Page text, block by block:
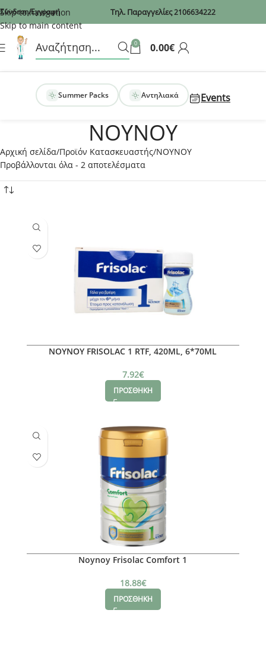
Recaptcha
Skip to navigation
Skip to main content
Σύνδεση/Εγγραφή Τηλ. Παραγγελίες2106634222
0 0.00€
Summer Packs Αντηλιακά Events
NOYNOY
Αρχική σελίδα Προϊόν Κατασκευαστής NOYNOY
Προβάλλονται όλα - 2 αποτελέσματα
NOYNOY FRISOLAC 1 RTF, 420ML, 6*70ML
7.92€
ΠΡΟΣΘΗΚΗ
Noynoy Frisolac Comfort 1
18.88€
ΠΡΟΣΘΗΚΗ